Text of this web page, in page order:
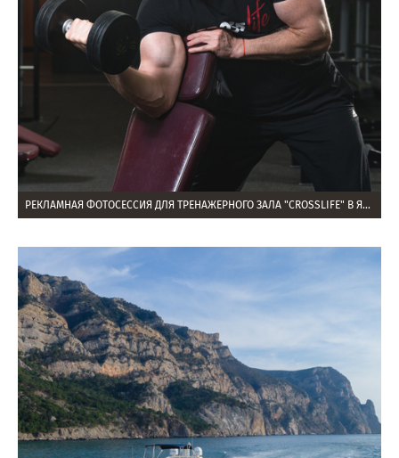
РЕКЛАМНАЯ ФОТОСЕССИЯ ДЛЯ ТРЕНАЖЕРНОГО ЗАЛА "CROSSLIFE" В ЯЛТЕ